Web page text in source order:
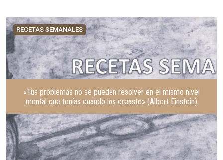
RECETAS SEMANALES
«Tus problemas no se pueden resolver en el mismo nivel
mental que tenías cuando los creaste» (Albert Einstein)